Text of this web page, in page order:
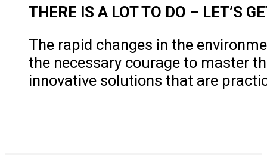
THERE IS A LOT TO DO – LET’S
The rapid changes in the
the necessary courage to master
innovative solutions that are